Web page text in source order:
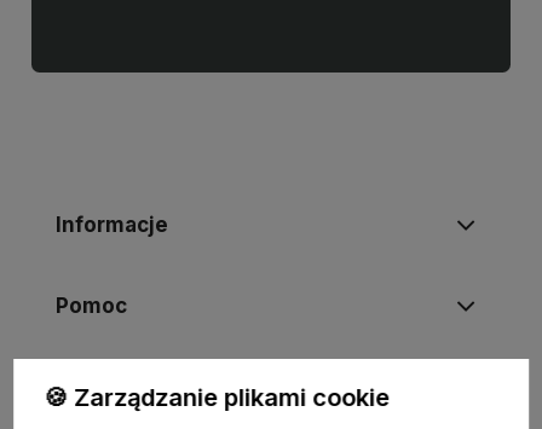
Informacje
Pomoc
Moje konto
🍪 Zarządzanie plikami cookie